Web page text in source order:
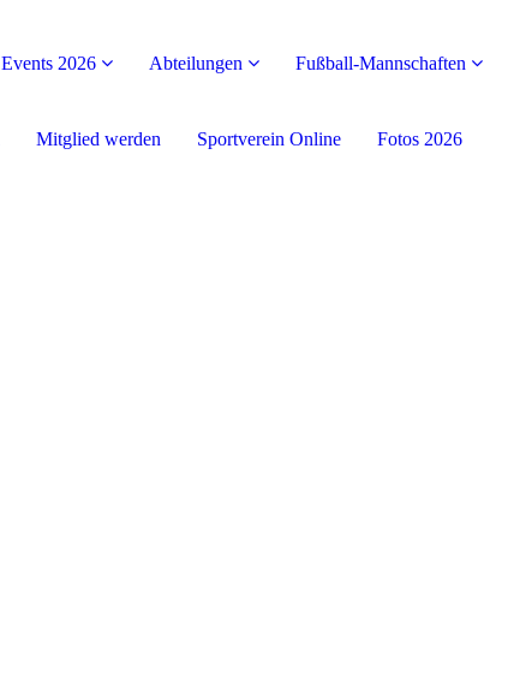
Events 2026 Abteilungen Fußball-Mannschaften
Mitglied werden Sportverein Online Fotos 2026